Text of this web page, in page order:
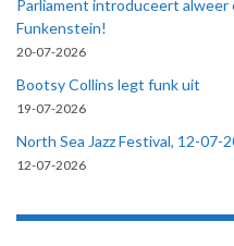
Parliament introduceert alweer
Funkenstein!
20-07-2026
Bootsy Collins legt funk uit
19-07-2026
North Sea Jazz Festival, 12-07-
12-07-2026